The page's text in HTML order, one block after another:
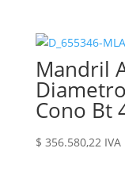
Mandril
Cono Bt
$ 356.580,22